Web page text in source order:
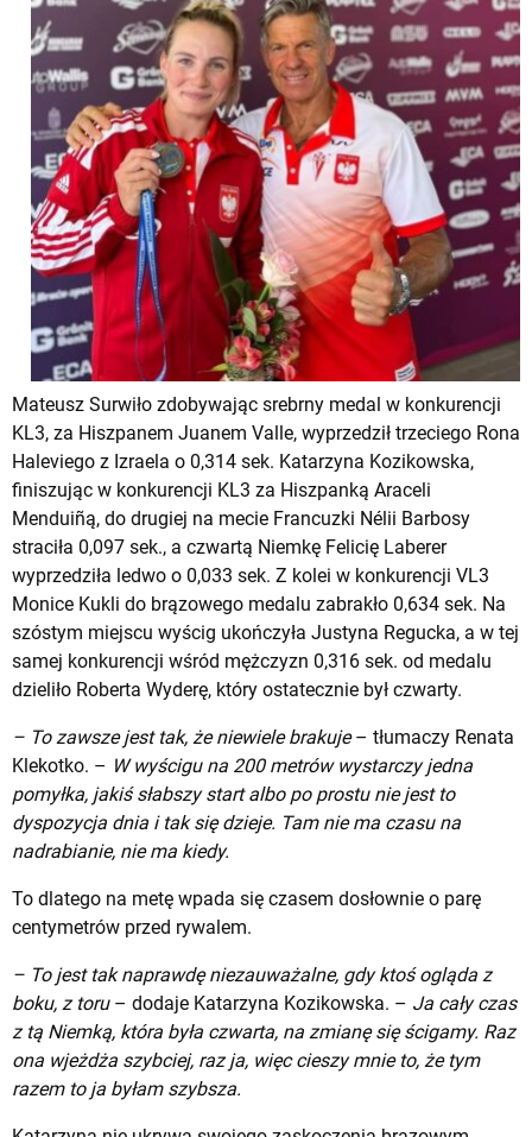
Mateusz Surwiło zdobywając srebrny medal w konkurencji
KL3, za Hiszpanem Juanem Valle, wyprzedził trzeciego Rona
Haleviego z Izraela o 0,314 sek. Katarzyna Kozikowska,
finiszując w konkurencji KL3 za Hiszpanką Araceli
Menduiñą, do drugiej na mecie Francuzki Nélii Barbosy
straciła 0,097 sek., a czwartą Niemkę Felicię Laberer
wyprzedziła ledwo o 0,033 sek. Z kolei w konkurencji VL3
Monice Kukli do brązowego medalu zabrakło 0,634 sek. Na
szóstym miejscu wyścig ukończyła Justyna Regucka, a w tej
samej konkurencji wśród mężczyzn 0,316 sek. od medalu
dzieliło Roberta Wyderę, który ostatecznie był czwarty.
– To zawsze jest tak, że niewiele brakuje– tłumaczy Renata
Klekotko. – W wyścigu na 200 metrów wystarczy jedna
pomyłka, jakiś słabszy start albo po prostu nie jest to
dyspozycja dnia i tak się dzieje. Tam nie ma czasu na
nadrabianie, nie ma kiedy.
To dlatego na metę wpada się czasem dosłownie o parę
centymetrów przed rywalem.
– To jest tak naprawdę niezauważalne, gdy ktoś ogląda z
boku, z toru– dodaje Katarzyna Kozikowska. – Ja cały czas
z tą Niemką, która była czwarta, na zmianę się ścigamy. Raz
ona wjeżdża szybciej, raz ja, więc cieszy mnie to, że tym
razem to ja byłam szybsza.